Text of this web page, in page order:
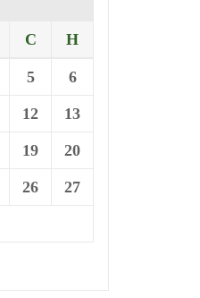
С Н
5 6
12 13
19 20
26 27